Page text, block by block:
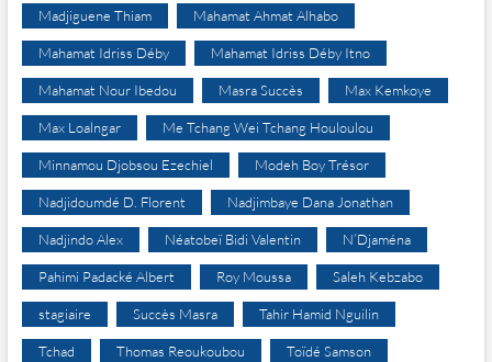
Madjiguene Thiam Mahamat Ahmat Alhabo
Mahamat Idriss Déby Mahamat Idriss Déby Itno
Mahamat Nour Ibedou Masra Succès Max Kemkoye
Max Loalngar Me Tchang Wei Tchang Houloulou
Minnamou Djobsou Ezechiel Modeh Boy Trésor
Nadjidoumdé D. Florent Nadjimbaye Dana Jonathan
Nadjindo Alex Néatobeï Bidi Valentin N’Djaména
Pahimi Padacké Albert Roy Moussa Saleh Kebzabo
stagiaire Succès Masra Tahir Hamid Nguilin
Tchad Thomas Reoukoubou Toïdé Samson